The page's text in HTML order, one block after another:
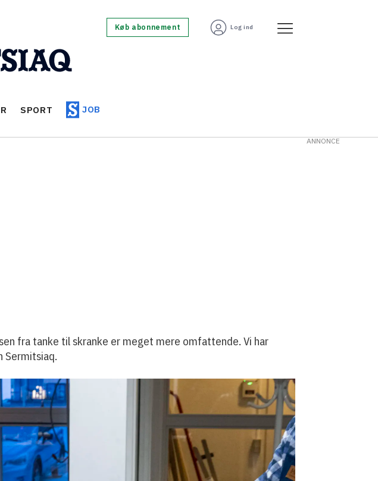
Køb abonnement Log ind
SPORT JOB
fra tanke til skranke er meget mere omfattende. Vi har
Sermitsiaq.
ANNONCE